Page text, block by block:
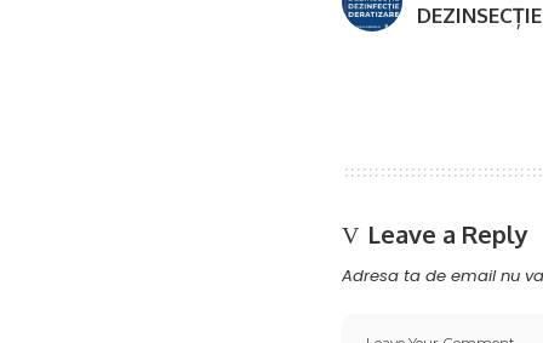
Leave a Reply
Adresa ta de email nu